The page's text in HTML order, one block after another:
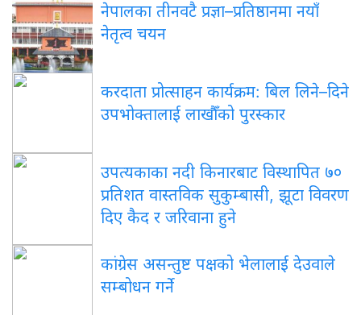
नेपालका तीनवटै प्रज्ञा–प्रतिष्ठानमा नयाँ
नेतृत्व चयन
करदाता प्रोत्साहन कार्यक्रम: बिल लिने–दिने
उपभोक्तालाई लाखौँको पुरस्कार
उपत्यकाका नदी किनारबाट विस्थापित ७०
प्रतिशत वास्तविक सुकुम्बासी, झूटा विवरण
दिए कैद र जरिवाना हुने
कांग्रेस असन्तुष्ट पक्षको भेलालाई देउवाले
सम्बोधन गर्ने